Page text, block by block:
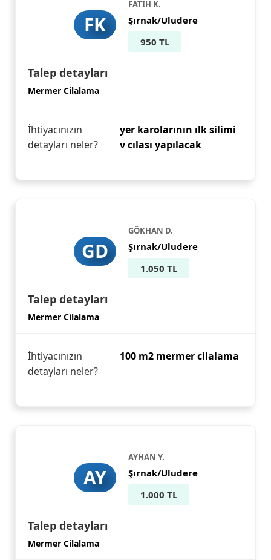
FK
FATIH K.
Şırnak/Uludere
950 TL
Talep detayları
Mermer Cilalama
İhtiyacınızın
detayları neler?
yer karolarının ılk silimi
v cılası yapılacak
GD
GÖKHAN D.
Şırnak/Uludere
1.050 TL
Talep detayları
Mermer Cilalama
İhtiyacınızın
detayları neler?
100 m2 mermer cilalama
AY
AYHAN Y.
Şırnak/Uludere
1.000 TL
Talep detayları
Mermer Cilalama